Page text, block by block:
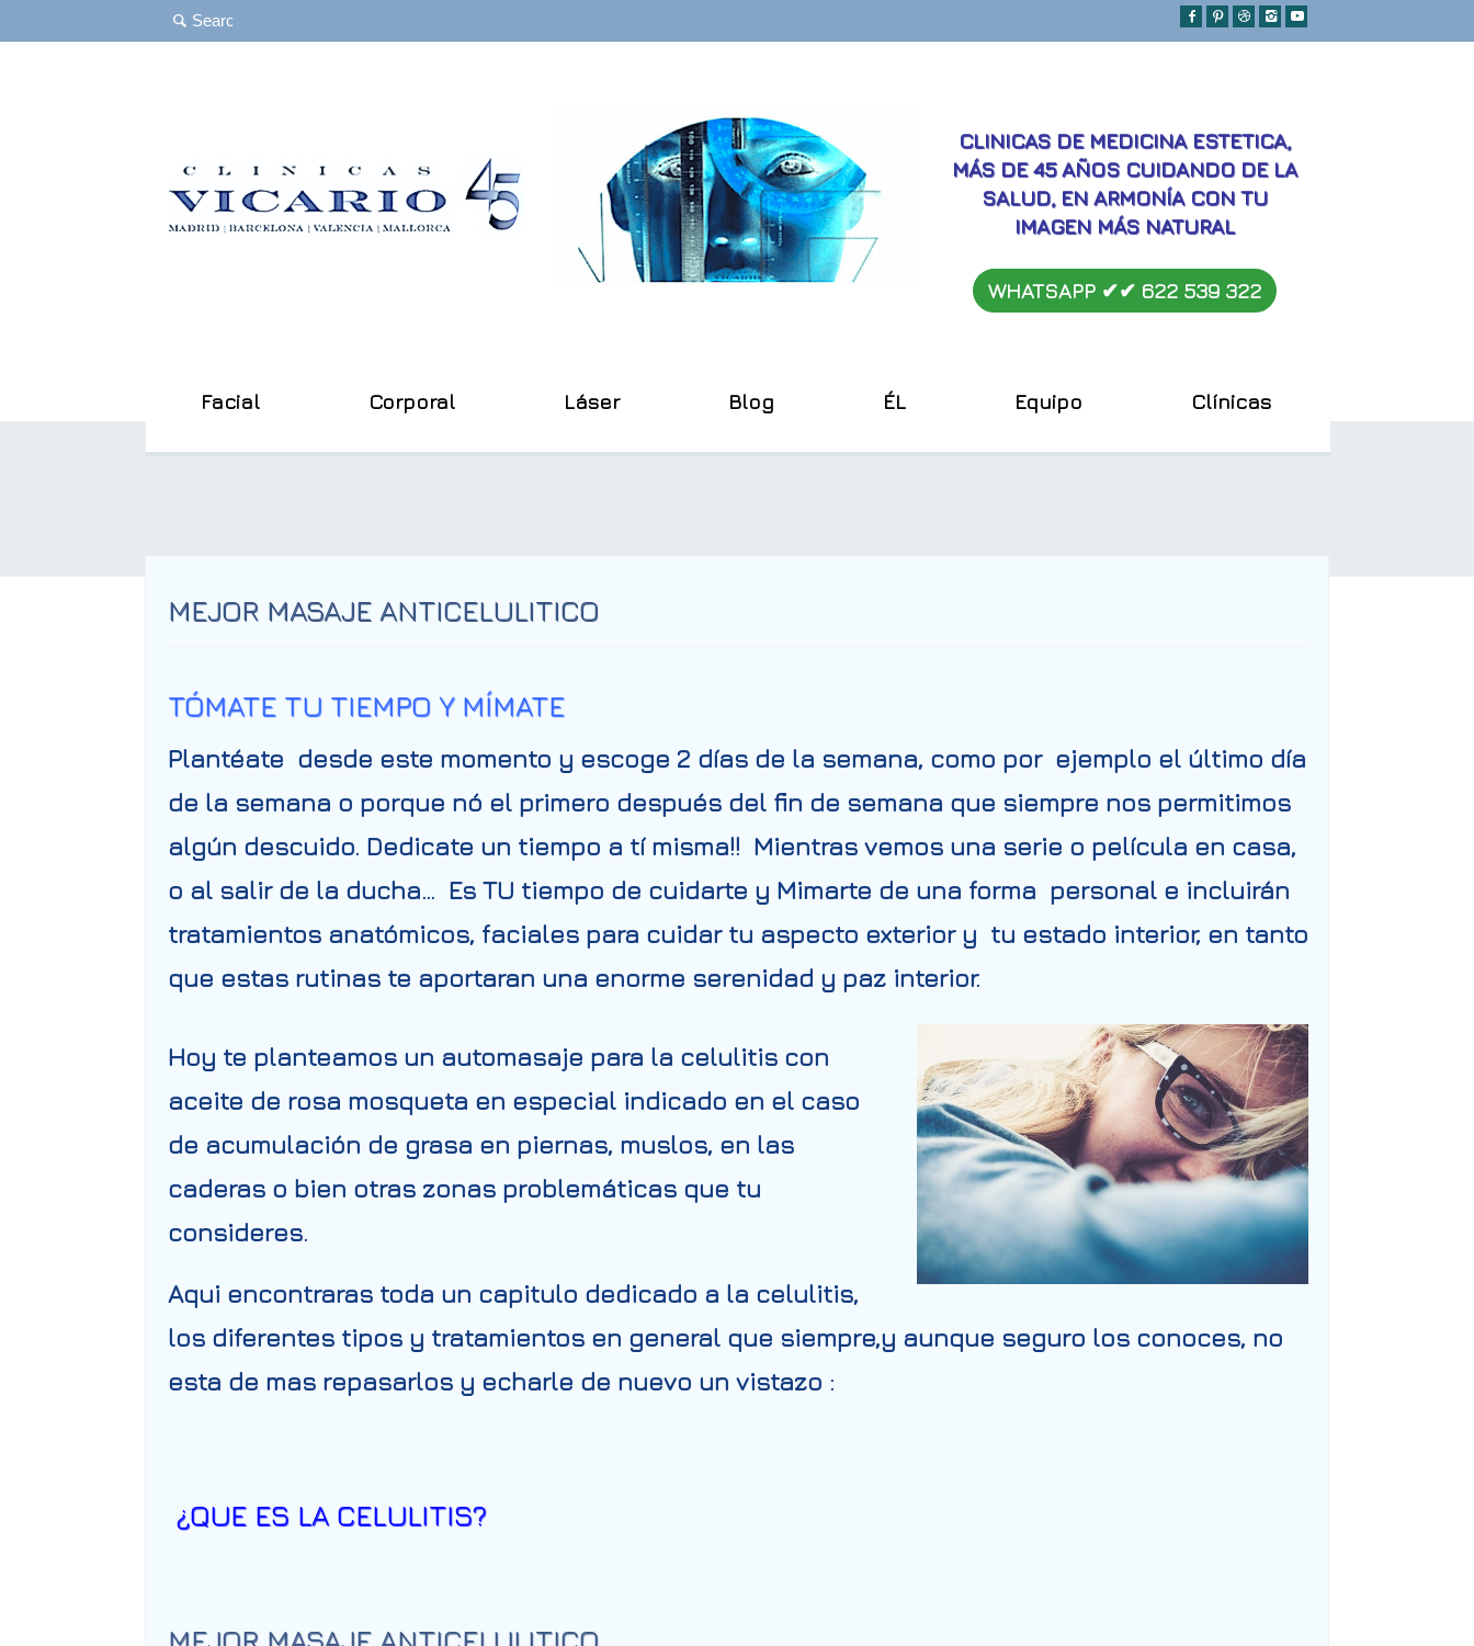
CLINICAS DE MEDICINA ESTETICA,
MÁS DE 45 AÑOS CUIDANDO DE LA
SALUD, EN ARMONÍA CON TU
IMAGEN MÁS NATURAL
WHATSAPP ✔︎✔︎ 622 539 322
Facial Corporal Láser Blog ÉL Equipo Clínicas
MEJOR MASAJE ANTICELULITICO
TÓMATE TU TIEMPO Y MÍMATE
Plantéate desde este momento y escoge 2 días de la semana, como por ejemplo el último día
de la semana o porque nó el primero después del fin de semana que siempre nos permitimos
algún descuido. Dedicate un tiempo a tí misma!! Mientras vemos una serie o película en casa,
o al salir de la ducha… Es TU tiempo de cuidarte y Mimarte de una forma personal e incluirán
tratamientos anatómicos, faciales para cuidar tu aspecto exterior y tu estado interior, en tanto
que estas rutinas te aportaran una enorme serenidad y paz interior.
Hoy te planteamos un automasaje para la celulitis con
aceite de rosa mosqueta en especial indicado en el caso
de acumulación de grasa en piernas, muslos, en las
caderas o bien otras zonas problemáticas que tu
consideres.
Aqui encontraras toda un capitulo dedicado a la celulitis,
los diferentes tipos y tratamientos en general que siempre,y aunque seguro los conoces, no
esta de mas repasarlos y echarle de nuevo un vistazo :
¿QUE ES LA CELULITIS?